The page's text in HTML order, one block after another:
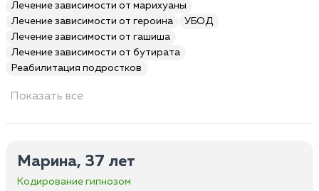
Лечение зависимости от марихуаны
Лечение зависимости от героина
УБОД
Лечение зависимости от гашиша
Лечение зависимости от бутирата
Реабилитация подростков
Показать все
Марина, 37 лет
Кодирование гипнозом